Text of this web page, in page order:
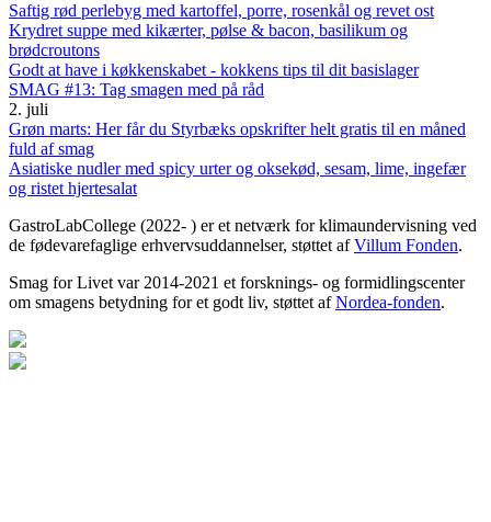
Saftig rød perlebyg med kartoffel, porre, rosenkål og revet ost
Krydret suppe med kikærter, pølse & bacon, basilikum og
brødcroutons
Godt at have i køkkenskabet - kokkens tips til dit basislager
SMAG #13: Tag smagen med på råd
2. juli
Grøn marts: Her får du Styrbæks opskrifter helt gratis til en måned
fuld af smag
Asiatiske nudler med spicy urter og oksekød, sesam, lime, ingefær
og ristet hjertesalat
GastroLabCollege (2022- ) er et netværk for klimaundervisning ved
de fødevarefaglige erhvervsuddannelser, støttet afVillum Fonden.
Smag for Livet var 2014-2021 et forsknings- og formidlingscenter
om smagens betydning for et godt liv, støttet afNordea-fonden.